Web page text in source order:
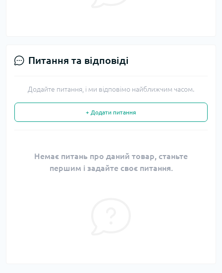
Питання та відповіді
Додайте питання, і ми відповімо найближчим часом.
+ Додати питання
Немає питань про даний товар, станьте
першим і задайте своє питання.